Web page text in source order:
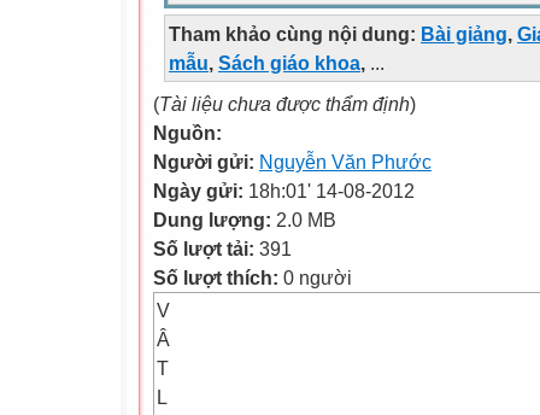
Tham khảo cùng nội dung: Bài giảng,
mẫu, Sách giáo khoa, ...
(Tài liệu chưa được thẩm định)
Nguồn:
Người gửi: Nguyễn Văn Phước
Ngày gửi: 18h:01' 14-08-2012
Dung lượng: 2.0 MB
Số lượt tải: 391
Số lượt thích: 0 người
V
Â
T
L